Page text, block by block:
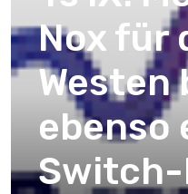
Nox für
ebenso
Switch-